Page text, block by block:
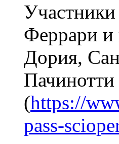
Феррари и
Дория,
(https://
pass-